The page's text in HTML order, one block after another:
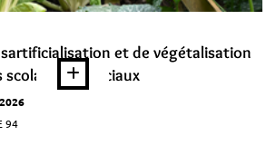
et de végétalisation
et sociaux
94